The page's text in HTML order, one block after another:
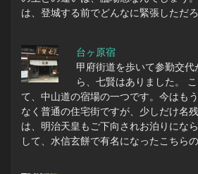
は、登城する前でどんなに緊張しただろ
台ヶ原宿
甲府街道を歩いて参勤交
ら、七賢はありました。
て、中山道の宿場の一つです。今はも
なく普通の住宅街ですが、少しだけ名
は、明治天皇もご下向されお泊りにな
して、水信玄餅で有名になったこちら